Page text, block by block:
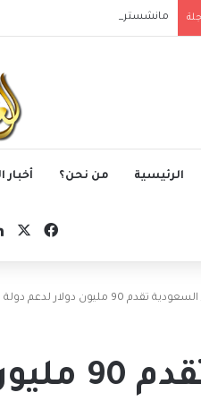
مانشستر سيتي يتجاوز نجوم الدوري
الرئيسية من نحن؟ أخبار
السعودية تقدم 90 مليون دولار لدعم دولة فلسطين